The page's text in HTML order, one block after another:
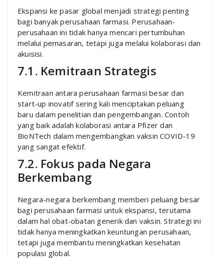
Ekspansi ke pasar global menjadi strategi penting
bagi banyak perusahaan farmasi. Perusahaan-
perusahaan ini tidak hanya mencari pertumbuhan
melalui pemasaran, tetapi juga melalui kolaborasi dan
akuisisi.
7.1. Kemitraan Strategis
Kemitraan antara perusahaan farmasi besar dan
start-up inovatif sering kali menciptakan peluang
baru dalam penelitian dan pengembangan. Contoh
yang baik adalah kolaborasi antara Pfizer dan
BioNTech dalam mengembangkan vaksin COVID-19
yang sangat efektif.
7.2. Fokus pada Negara
Berkembang
Negara-negara berkembang memberi peluang besar
bagi perusahaan farmasi untuk ekspansi, terutama
dalam hal obat-obatan generik dan vaksin. Strategi ini
tidak hanya meningkatkan keuntungan perusahaan,
tetapi juga membantu meningkatkan kesehatan
populasi global.